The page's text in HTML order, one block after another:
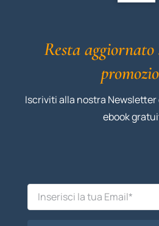
Resta
Iscriviti alla nostra
ebook